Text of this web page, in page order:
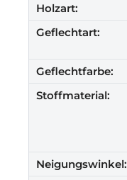
Holzart:
Geflechtart:
Geflechtfarbe:
Stoffmaterial:
Neigungswinkel: